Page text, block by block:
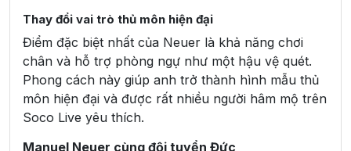
Thay đổi vai trò thủ môn hiện đại
Điểm đặc biệt nhất của Neuer là khả năng chơi
chân và hỗ trợ phòng ngự như một hậu vệ quét.
Phong cách này giúp anh trở thành hình mẫu thủ
môn hiện đại và được rất nhiều người hâm mộ trên
Soco Live yêu thích.
Manuel Neuer cùng đội tuyển Đức